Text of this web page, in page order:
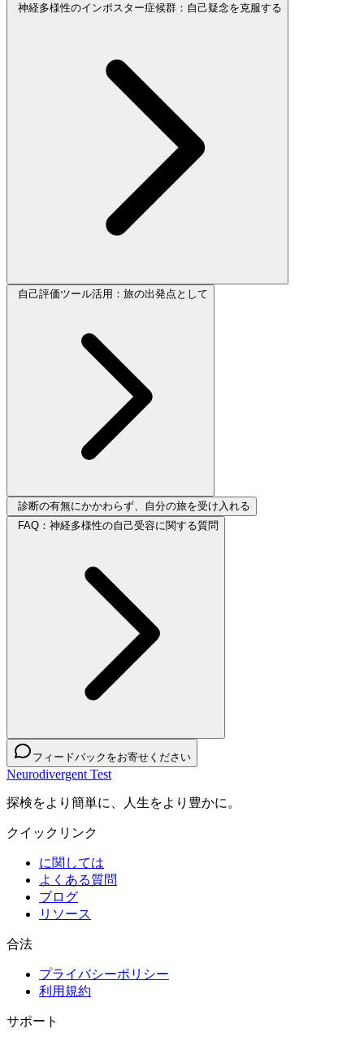
神経多様性のインポスター症候群：自己疑念を克服する
自己評価ツール活用：旅の出発点として
診断の有無にかかわらず、自分の旅を受け入れる
FAQ：神経多様性の自己受容に関する質問
フィードバックをお寄せください
Neurodivergent Test
探検をより簡単に、人生をより豊かに。
クイックリンク
に関しては
よくある質問
ブログ
リソース
合法
プライバシーポリシー
利用規約
サポート